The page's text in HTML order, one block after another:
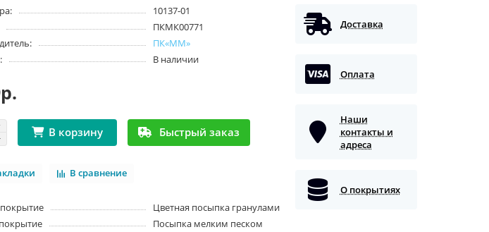
10137-01
ПКМК00771
ПК«ММ»
В наличии
В корзину Быстрый заказ
В сравнение
Цветная посыпка гранулами
Посыпка мелким песком
Доставка
Оплата
Наши
контакты и
адреса
О покрытиях